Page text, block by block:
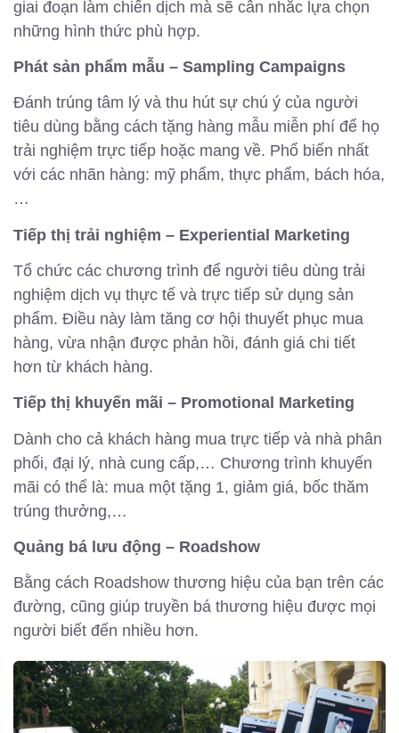
giai đoạn làm chiến dịch mà sẽ cân nhắc lựa chọn
những hình thức phù hợp.
Phát sản phẩm mẫu – Sampling Campaigns
Đánh trúng tâm lý và thu hút sự chú ý của người
tiêu dùng bằng cách tặng hàng mẫu miễn phí để họ
trải nghiệm trực tiếp hoặc mang về. Phổ biến nhất
với các nhãn hàng: mỹ phẩm, thực phẩm, bách hóa,
…
Tiếp thị trải nghiệm – Experiential Marketing
Tổ chức các chương trình để người tiêu dùng trải
nghiệm dịch vụ thực tế và trực tiếp sử dụng sản
phẩm. Điều này làm tăng cơ hội thuyết phục mua
hàng, vừa nhận được phản hồi, đánh giá chi tiết
hơn từ khách hàng.
Tiếp thị khuyến mãi – Promotional Marketing
Dành cho cả khách hàng mua trực tiếp và nhà phân
phối, đại lý, nhà cung cấp,… Chương trình khuyến
mãi có thể là: mua một tặng 1, giảm giá, bốc thăm
trúng thưởng,…
Quảng bá lưu động – Roadshow
Bằng cách Roadshow thương hiệu của bạn trên các
đường, cũng giúp truyền bá thương hiệu được mọi
người biết đến nhiều hơn.